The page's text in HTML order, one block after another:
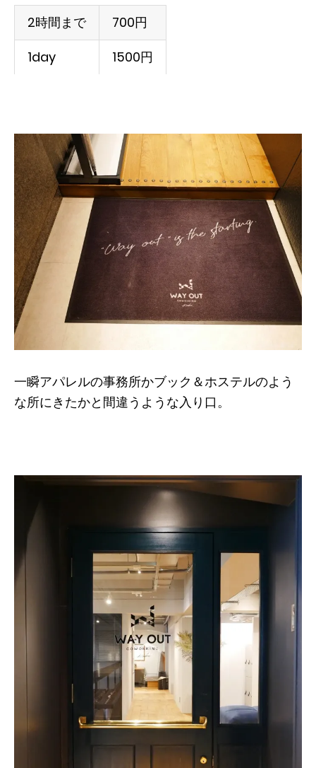
2時間まで
700円
1day
1500円
一瞬アパレルの事務所かブック＆ホステルのよう
な所にきたかと間違うような入り口。